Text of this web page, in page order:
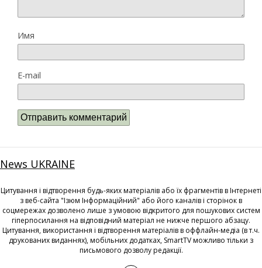
Имя
E-mail
News UKRAINE
Цитування і відтворення будь-яких матеріалів або їх фрагментів в Інтернеті
з веб-сайта "Ізюм Інформаційний" або його каналів і сторінок в
соцмережах дозволено лише з умовою відкритого для пошукових систем
гіперпосилання на відповідний матеріал не нижче першого абзацу.
Цитування, використання і відтворення матеріалів в оффлайн-медіа (в т.ч.
друкованих виданнях), мобільних додатках, SmartTV можливо тільки з
письмового дозволу редакції.